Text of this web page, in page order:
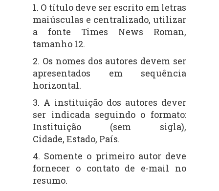
1. O título deve ser escrito em letras
maiúsculas e centralizado, utilizar
a fonte Times News Roman,
tamanho 12.
2. Os nomes dos autores devem ser
apresentados em sequência
horizontal.
3. A instituição dos autores dever
ser indicada seguindo o formato:
Instituição (sem sigla),
Cidade,Estado, País.
4. Somente o primeiro autor deve
fornecer o contato de e-mail no
resumo.